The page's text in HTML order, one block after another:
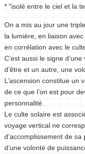
* "isolé entre le ciel et la
On a mis au jour une
la lumière, en liaison
en corrélation avec le
C’est aussi le signe
d’être et un autre, une
L’ascension constitue un
de ce que l’on est pour
personnalité.
Le culte solaire est
voyage vertical ne
d’accomplissement de
d’une volonté de